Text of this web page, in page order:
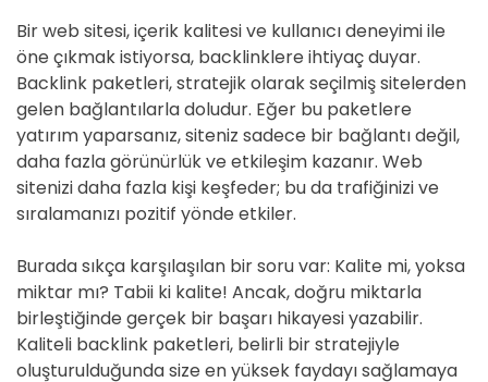
Bir web sitesi, içerik kalitesi ve kullanıcı deneyimi ile
öne çıkmak istiyorsa, backlinklere ihtiyaç duyar.
Backlink paketleri, stratejik olarak seçilmiş sitelerden
gelen bağlantılarla doludur. Eğer bu paketlere
yatırım yaparsanız, siteniz sadece bir bağlantı değil,
daha fazla görünürlük ve etkileşim kazanır. Web
sitenizi daha fazla kişi keşfeder; bu da trafiğinizi ve
sıralamanızı pozitif yönde etkiler.
Burada sıkça karşılaşılan bir soru var: Kalite mi, yoksa
miktar mı? Tabii ki kalite! Ancak, doğru miktarla
birleştiğinde gerçek bir başarı hikayesi yazabilir.
Kaliteli backlink paketleri, belirli bir stratejiyle
oluşturulduğunda size en yüksek faydayı sağlamaya